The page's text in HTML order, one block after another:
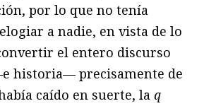
por lo que no tenía
a nadie, en vista de lo
el entero discurso
historia— precisamente de
caído en suerte, la q